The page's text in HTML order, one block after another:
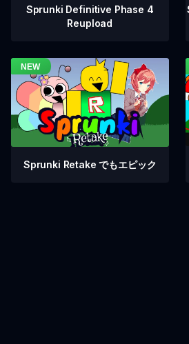
Sprunki Definitive Phase 4
Reupload
Sprunki Retake でもエピック